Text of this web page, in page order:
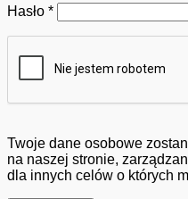
Hasło *Wymagane
Twoje dane osobowe
na naszej stronie,
dla innych celów o których